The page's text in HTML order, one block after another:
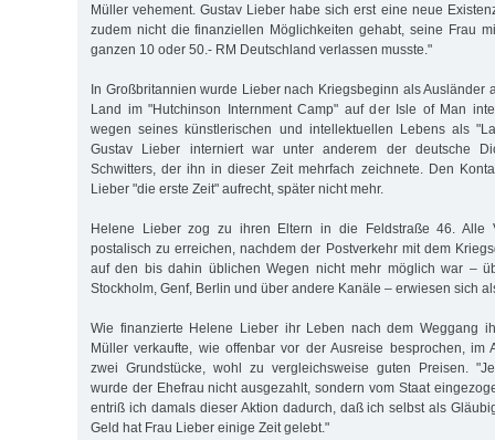
Müller vehement. Gustav Lieber habe sich erst eine neue
zudem nicht die finanziellen Möglichkeiten gehabt, seine Frau
ganzen 10 oder 50.- RM Deutschland verlassen musste."
In Großbritannien wurde Lieber nach Kriegsbeginn als Ausländer
Land im "Hutchinson Internment Camp" auf der Isle of Man
wegen seines künstlerischen und intellektuellen Lebens als
Gustav Lieber interniert war unter anderem der deutsche
Schwitters, der ihn in dieser Zeit mehrfach zeichnete. Den
Lieber "die erste Zeit" aufrecht, später nicht mehr.
Helene Lieber zog zu ihren Eltern in die Feldstraße 46. Alle
postalisch zu erreichen, nachdem der Postverkehr mit dem
auf den bis dahin üblichen Wegen nicht mehr möglich war –
Stockholm, Genf, Berlin und über andere Kanäle – erwiesen sich
Wie finanzierte Helene Lieber ihr Leben nach dem Weggang
Müller verkaufte, wie offenbar vor der Ausreise besprochen, im
zwei Grundstücke, wohl zu vergleichsweise guten Preisen.
wurde der Ehefrau nicht ausgezahlt, sondern vom Staat
entriß ich damals dieser Aktion dadurch, daß ich selbst als
Geld hat Frau Lieber einige Zeit gelebt."